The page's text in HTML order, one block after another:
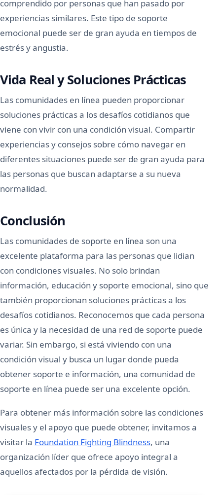
comprendido por personas que han pasado por
experiencias similares. Este tipo de soporte
emocional puede ser de gran ayuda en tiempos de
estrés y angustia.
Vida Real y Soluciones Prácticas
Las comunidades en línea pueden proporcionar
soluciones prácticas a los desafíos cotidianos que
viene con vivir con una condición visual. Compartir
experiencias y consejos sobre cómo navegar en
diferentes situaciones puede ser de gran ayuda para
las personas que buscan adaptarse a su nueva
normalidad.
Conclusión
Las comunidades de soporte en línea son una
excelente plataforma para las personas que lidian
con condiciones visuales. No solo brindan
información, educación y soporte emocional, sino que
también proporcionan soluciones prácticas a los
desafíos cotidianos. Reconocemos que cada persona
es única y la necesidad de una red de soporte puede
variar. Sin embargo, si está viviendo con una
condición visual y busca un lugar donde pueda
obtener soporte e información, una comunidad de
soporte en línea puede ser una excelente opción.
Para obtener más información sobre las condiciones
visuales y el apoyo que puede obtener, invitamos a
visitar la Foundation Fighting Blindness, una
organización líder que ofrece apoyo integral a
aquellos afectados por la pérdida de visión.